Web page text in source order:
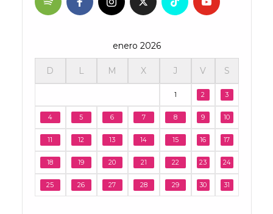
enero 2026
D L M X J V S
1 2 3
4 5 6 7 8 9 10
11 12 13 14 15 16 17
18 19 20 21 22 23 24
25 26 27 28 29 30 31